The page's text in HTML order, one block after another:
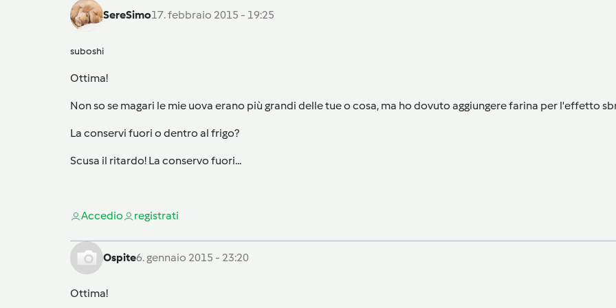
SereSimo17. febbraio 2015 - 19:25
suboshi
Ottima!
Non so se magari le mie uova erano più grandi delle tue o cosa, ma ho dovuto aggiungere farina per l'effetto
La conservi fuori o dentro al frigo?
Scusa il ritardo! La conservo fuori...
Accedio registrati
Ospite6. gennaio 2015 - 23:20
Ottima!